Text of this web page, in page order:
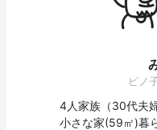
ピノ
4人家族（30代夫
小さな家(59㎡)暮